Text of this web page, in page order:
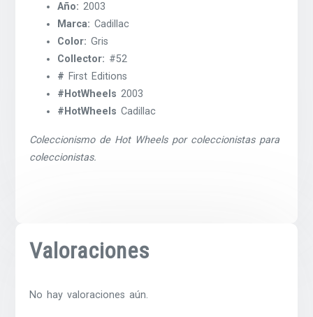
Año: 2003
Marca: Cadillac
Color: Gris
Collector: #52
# First Editions
#HotWheels 2003
#HotWheels Cadillac
Coleccionismo de Hot Wheels por coleccionistas para
coleccionistas.
Valoraciones
No hay valoraciones aún.